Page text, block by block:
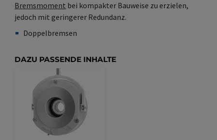
Bremsmoment bei kompakter Bauweise zu erzielen,
jedoch mit geringerer Redundanz.
Synonym(e)
Plural(e)
Doppelbremsen
DAZU PASSENDE INHALTE